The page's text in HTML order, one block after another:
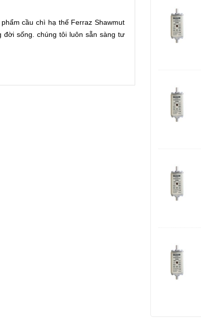
cầu chì hạ thế Ferraz Shawmut
đời sống. chúng tôi luôn sẵn sàng tư